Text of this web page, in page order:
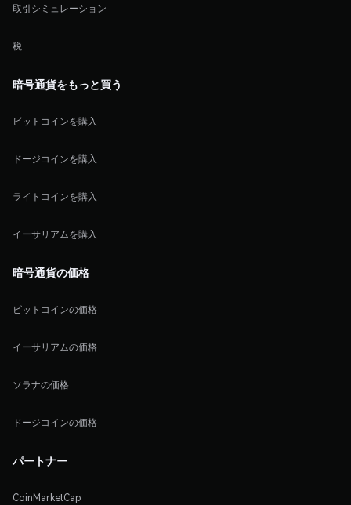
取引シミュレーション
税
暗号通貨をもっと買う
ビットコインを購入
ドージコインを購入
ライトコインを購入
イーサリアムを購入
暗号通貨の価格
ビットコインの価格
イーサリアムの価格
ソラナの価格
ドージコインの価格
パートナー
CoinMarketCap